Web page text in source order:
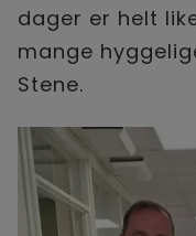
dager er helt
mange
Stene.